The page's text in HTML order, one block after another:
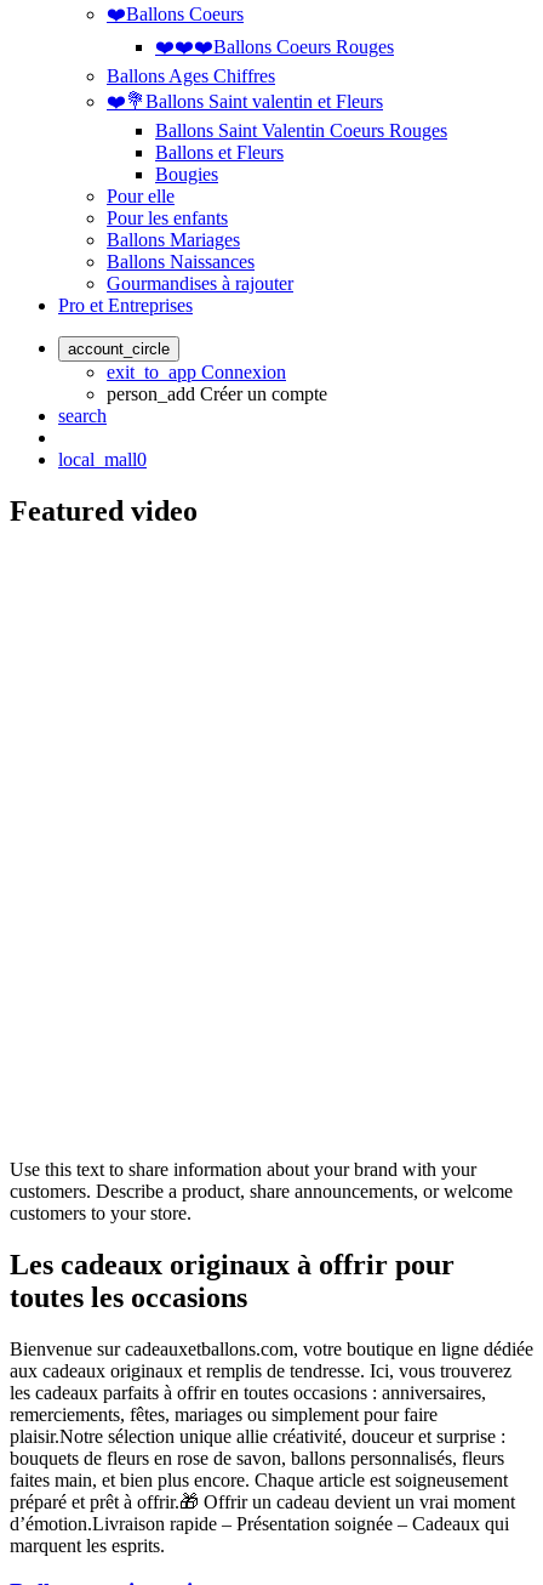
❤️Ballons Coeurs
❤️❤️❤️Ballons Coeurs Rouges
Ballons Ages Chiffres
❤️💐Ballons Saint valentin et Fleurs
Ballons Saint Valentin Coeurs Rouges
Ballons et Fleurs
Bougies
Pour elle
Pour les enfants
Ballons Mariages
Ballons Naissances
Gourmandises à rajouter
Pro et Entreprises
account_circle
exit_to_app Connexion
person_add Créer un compte
search
local_mall0
Featured video
Use this text to share information about your brand with your
customers. Describe a product, share announcements, or welcome
customers to your store.
Les cadeaux originaux à offrir pour
toutes les occasions
Bienvenue sur cadeauxetballons.com, votre boutique en ligne dédiée
aux cadeaux originaux et remplis de tendresse. Ici, vous trouverez
les cadeaux parfaits à offrir en toutes occasions : anniversaires,
remerciements, fêtes, mariages ou simplement pour faire
plaisir.Notre sélection unique allie créativité, douceur et surprise :
bouquets de fleurs en rose de savon, ballons personnalisés, fleurs
faites main, et bien plus encore. Chaque article est soigneusement
préparé et prêt à offrir.🎁 Offrir un cadeau devient un vrai moment
d’émotion.Livraison rapide – Présentation soignée – Cadeaux qui
marquent les esprits.